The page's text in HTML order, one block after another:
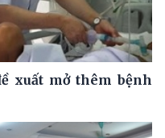
xuất mở thêm bệnh